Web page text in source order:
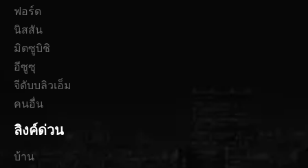
ฟอร์ด
นิสสัน
มิตซูบิชิ
อีซูซุ
จีดับบลิวเอ็ม
คนอื่น
ลิงค์ด่วน
บ้าน